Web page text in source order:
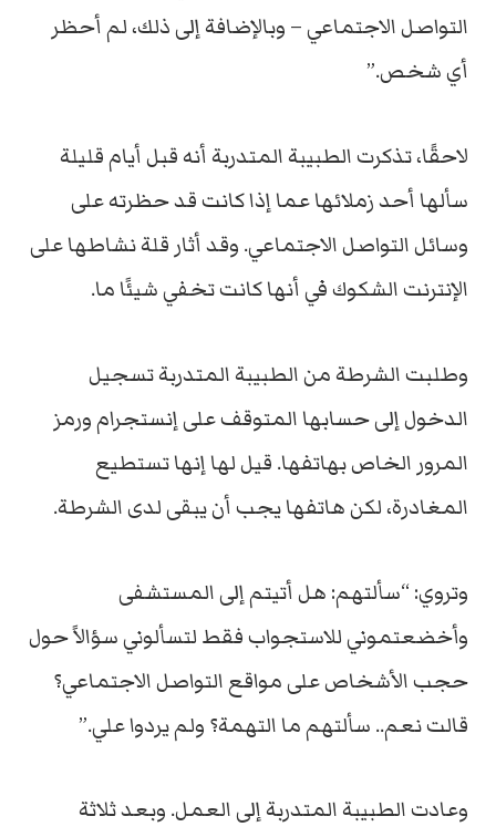
التواصل الاجتماعي – وبالإضافة إلى ذلك، لم أحظر
أي شخص.”
لاحقًا، تذكرت الطبيبة المتدربة أنه قبل أيام قليلة
سألها أحد زملائها عما إذا كانت قد حظرته على
وسائل التواصل الاجتماعي. وقد أثار قلة نشاطها على
الإنترنت الشكوك في أنها كانت تخفي شيئًا ما.
وطلبت الشرطة من الطبيبة المتدربة تسجيل
الدخول إلى حسابها المتوقف على إنستجرام ورمز
المرور الخاص بهاتفها. قيل لها إنها تستطيع
المغادرة، لكن هاتفها يجب أن يبقى لدى الشرطة.
وتروي: “سألتهم: هل أتيتم إلى المستشفى
وأخضعتموني للاستجواب فقط لتسألوني سؤالاً حول
حجب الأشخاص على مواقع التواصل الاجتماعي؟
قالت نعم.. سألتهم ما التهمة؟ ولم يردوا علي.”
وعادت الطبيبة المتدربة إلى العمل. وبعد ثلاثة